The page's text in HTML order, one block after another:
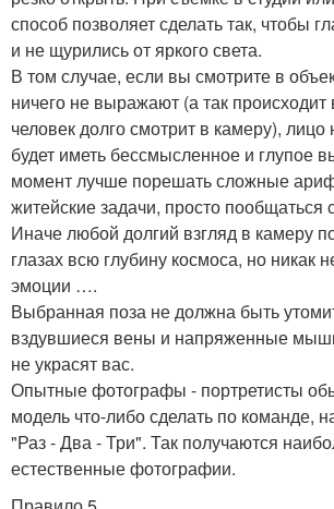
способ позволяет сделать так, чтобы
и не щурились от яркого света.
В том случае, если вы смотрите в
ничего не выражают (а так происходит
человек долго смотрит в камеру),
будет иметь бессмысленное и глупое
момент лучше порешать сложные
житейские задачи, просто
Иначе любой долгий взгляд в камеру
глазах всю глубину космоса, но никак
эмоции ….
Выбранная поза не должна быть
вздувшиеся вены и напряженные
не украсят вас.
Опытные фотографы - портретисты
модель что-либо сделать по команде,
"Раз - Два - Три". Так получаются
естественные фотографии.